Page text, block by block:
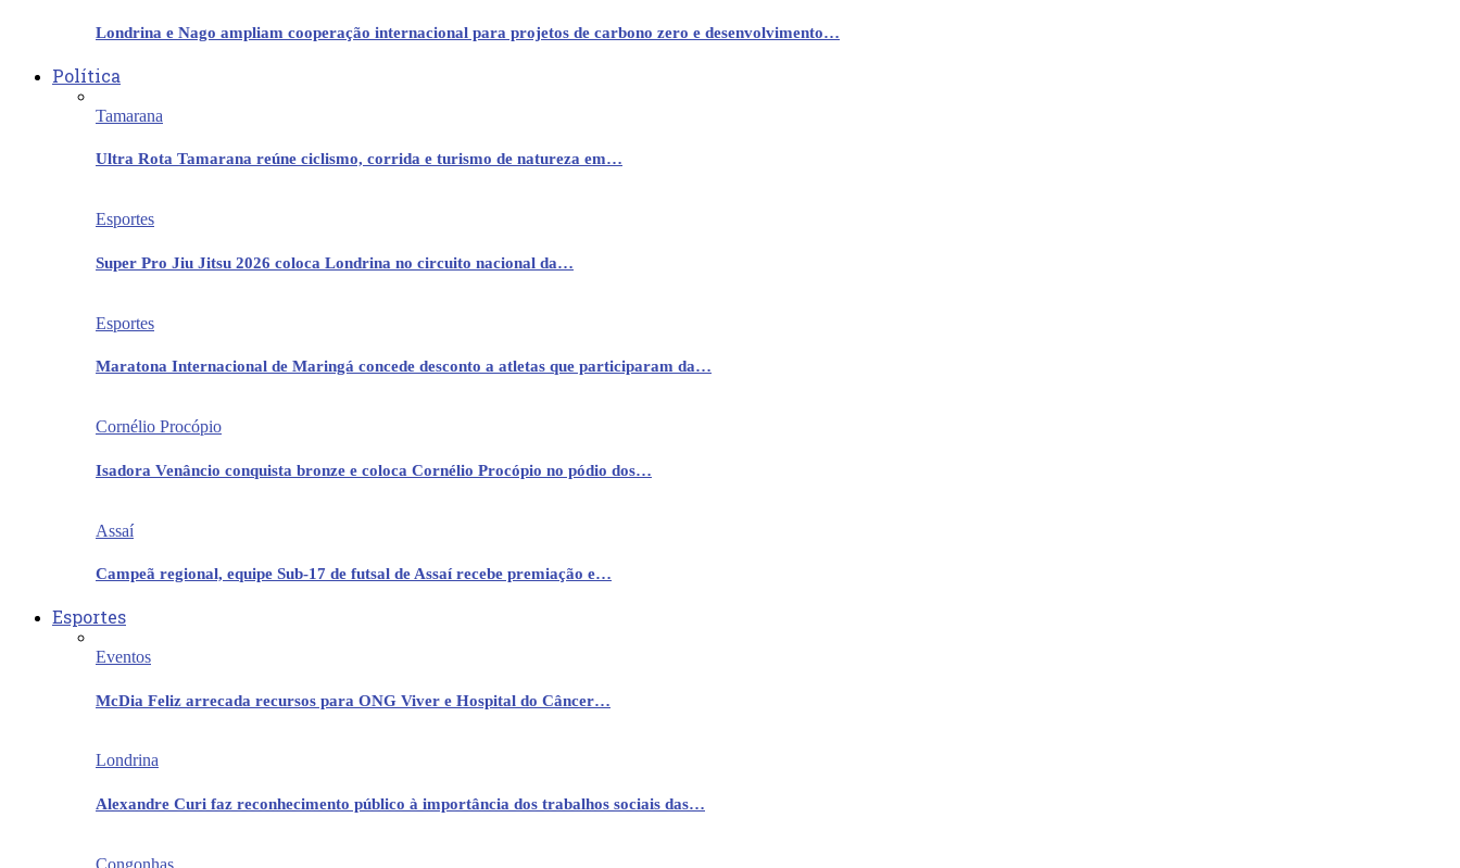
Londrina e Nago ampliam cooperação internacional para projetos de carbono zero e desenvolvimento…
Política
Tamarana
Ultra Rota Tamarana reúne ciclismo, corrida e turismo de natureza em…
Esportes
Super Pro Jiu Jitsu 2026 coloca Londrina no circuito nacional da…
Esportes
Maratona Internacional de Maringá concede desconto a atletas que participaram da…
Cornélio Procópio
Isadora Venâncio conquista bronze e coloca Cornélio Procópio no pódio dos…
Assaí
Campeã regional, equipe Sub-17 de futsal de Assaí recebe premiação e…
Esportes
Eventos
McDia Feliz arrecada recursos para ONG Viver e Hospital do Câncer…
Londrina
Alexandre Curi faz reconhecimento público à importância dos trabalhos sociais das…
Congonhas